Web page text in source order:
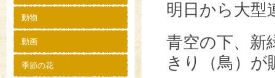
動物
動画
季節の花
明日から大型
青空の下、新
きり（鳥）